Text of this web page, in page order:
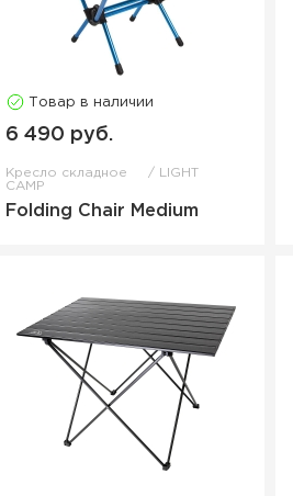
Товар в наличии
6 490 руб.
Кресло складное
LIGHT
CAMP
Folding Chair Medium